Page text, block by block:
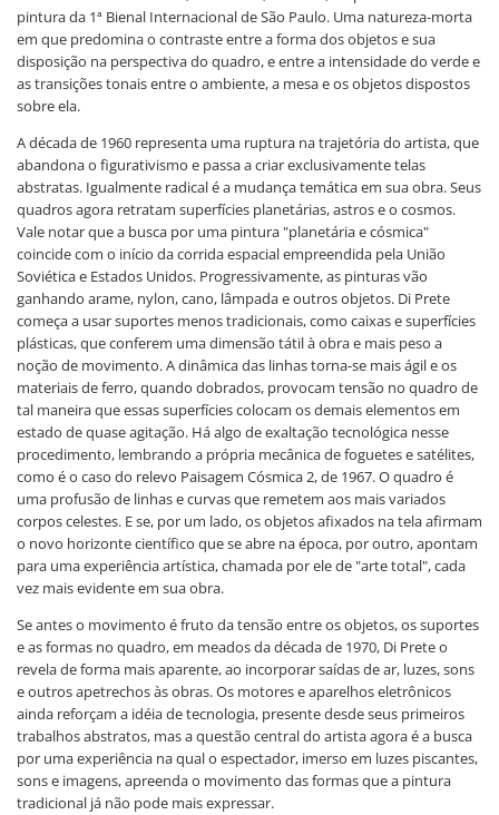
pintura da 1ª Bienal Internacional de São Paulo. Uma natureza-morta
em que predomina o contraste entre a forma dos objetos e sua
disposição na perspectiva do quadro, e entre a intensidade do verde e
as transições tonais entre o ambiente, a mesa e os objetos dispostos
sobre ela.
A década de 1960 representa uma ruptura na trajetória do artista, que
abandona o figurativismo e passa a criar exclusivamente telas
abstratas. Igualmente radical é a mudança temática em sua obra. Seus
quadros agora retratam superfícies planetárias, astros e o cosmos.
Vale notar que a busca por uma pintura "planetária e cósmica"
coincide com o início da corrida espacial empreendida pela União
Soviética e Estados Unidos. Progressivamente, as pinturas vão
ganhando arame, nylon, cano, lâmpada e outros objetos. Di Prete
começa a usar suportes menos tradicionais, como caixas e superfícies
plásticas, que conferem uma dimensão tátil à obra e mais peso a
noção de movimento. A dinâmica das linhas torna-se mais ágil e os
materiais de ferro, quando dobrados, provocam tensão no quadro de
tal maneira que essas superfícies colocam os demais elementos em
estado de quase agitação. Há algo de exaltação tecnológica nesse
procedimento, lembrando a própria mecânica de foguetes e satélites,
como é o caso do relevo Paisagem Cósmica 2, de 1967. O quadro é
uma profusão de linhas e curvas que remetem aos mais variados
corpos celestes. E se, por um lado, os objetos afixados na tela afirmam
o novo horizonte científico que se abre na época, por outro, apontam
para uma experiência artística, chamada por ele de "arte total", cada
vez mais evidente em sua obra.
Se antes o movimento é fruto da tensão entre os objetos, os suportes
e as formas no quadro, em meados da década de 1970, Di Prete o
revela de forma mais aparente, ao incorporar saídas de ar, luzes, sons
e outros apetrechos às obras. Os motores e aparelhos eletrônicos
ainda reforçam a idéia de tecnologia, presente desde seus primeiros
trabalhos abstratos, mas a questão central do artista agora é a busca
por uma experiência na qual o espectador, imerso em luzes piscantes,
sons e imagens, apreenda o movimento das formas que a pintura
tradicional já não pode mais expressar.